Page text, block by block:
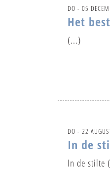
DO - 05
Het
(...)
DO - 22
In de
In de stilte